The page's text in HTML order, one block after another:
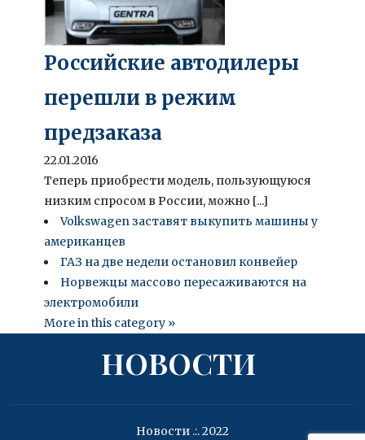
Российские автодилеры
перешли в режим
предзаказа
22.01.2016
Теперь приобрести модель, пользующуюся
низким спросом в России, можно [...]
Volkswagen заставят выкупить машины у
американцев
ГАЗ на две недели остановил конвейер
Норвежцы массово пересаживаются на
электромобили
More in this category »
НОВОСТИ
Новости .:. 2022